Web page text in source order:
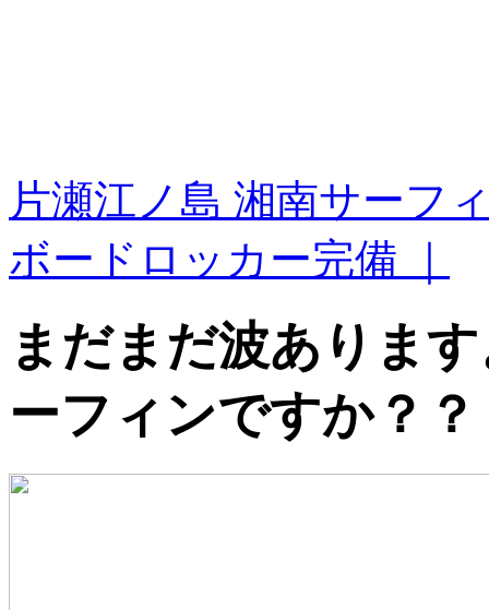
片瀬江ノ島 湘南サーフ
ボードロッカー完備 ｜
まだまだ波ありま
ーフィンですか？？